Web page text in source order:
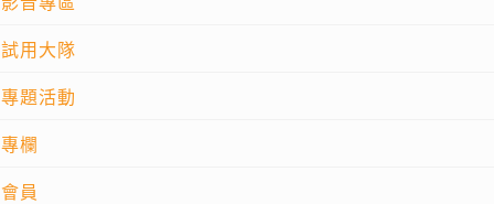
試用大隊
專題活動
專欄
會員